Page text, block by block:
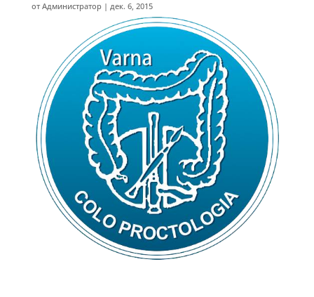
от Администратор| дек. 6, 2015